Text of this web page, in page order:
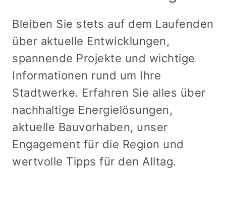
Bleiben Sie stets auf dem Laufenden
über aktuelle Entwicklungen,
spannende Projekte und wichtige
Informationen rund um Ihre
Stadtwerke. Erfahren Sie alles über
nachhaltige Energielösungen,
aktuelle Bauvorhaben, unser
Engagement für die Region und
wertvolle Tipps für den Alltag.